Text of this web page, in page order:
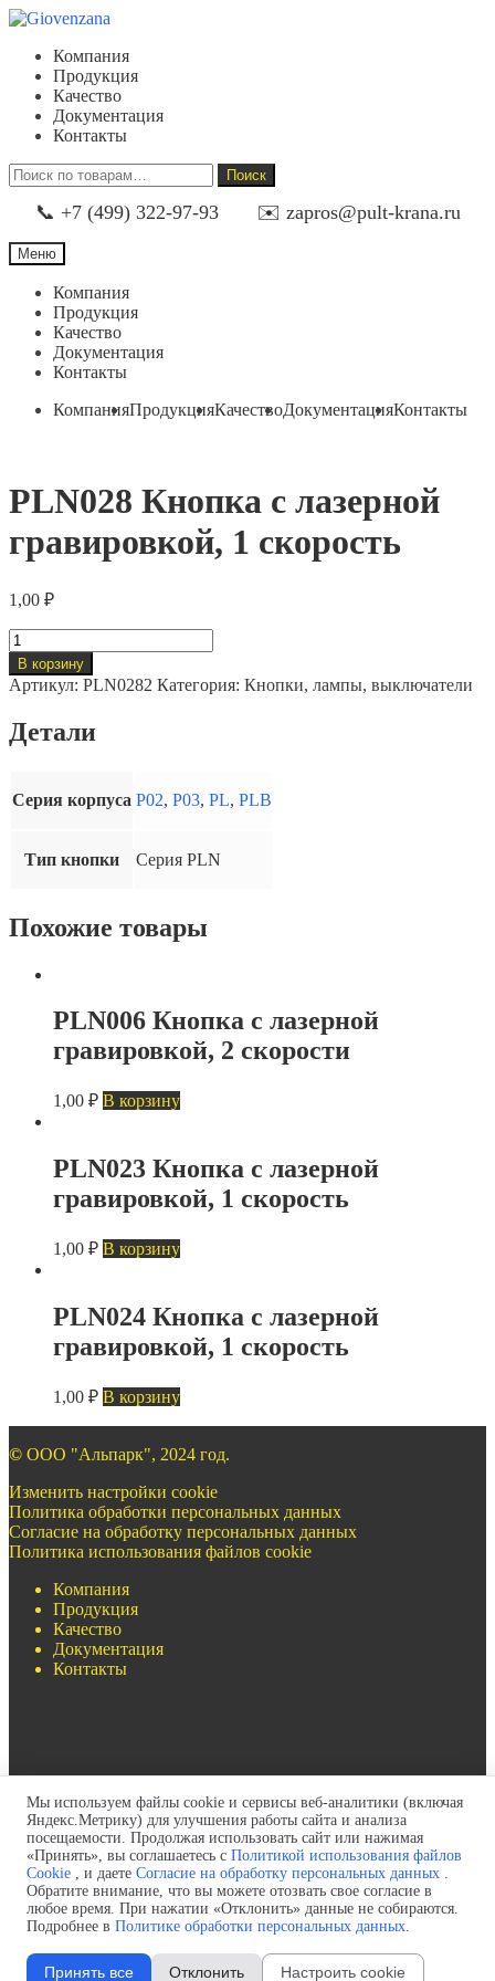
Перейти
навигации
Перейти
содержимому
Компания
Продукция
Качество
Документация
Контакты
Искать:
Поиск
📞 +7 (499) 322-97-93 ✉️ zapros@pult-krana.ru
Меню
Компания
Продукция
Качество
Документация
Контакты
КомпанияПродукцияКачествоДокументацияКонтакты
PLN028 Кнопка с лазерной
гравировкой, 1 скорость
1,00 ₽
Количество
товара
PLN028
Кнопка
лазерной
скорость
В корзину
Артикул: PLN0282 Категория: Кнопки, лампы, выключатели
Детали
Серия корпуса P02, P03, PL, PLB
Тип кнопки Серия PLN
Похожие товары
PLN006 Кнопка с лазерной
гравировкой, 2 скорости
1,00 ₽ В корзину
PLN023 Кнопка с лазерной
гравировкой, 1 скорость
1,00 ₽ В корзину
PLN024 Кнопка с лазерной
гравировкой, 1 скорость
1,00 ₽ В корзину
© ООО "Альпарк", 2024 год.
Изменить настройки cookie
Политика обработки персональных данных
Согласие на обработку персональных данных
Политика использования файлов cookie
Компания
Продукция
Качество
Документация
Контакты
+7(499)322-97-93
+7(717)269-69-54
zapros@pult-krana.ru
Мы используем файлы cookie и сервисы веб-аналитики (включая
Яндекс.Метрику) для улучшения работы сайта и анализа
посещаемости. Продолжая использовать сайт или нажимая
«Принять», вы соглашаетесь с Политикой использования файлов
Cookie , и даете Согласие на обработку персональных данных .
Обратите внимание, что вы можете отозвать свое согласие в
любое время. При нажатии «Отклонить» данные не собираются.
Подробнее в Политике обработки персональных данных.
Принять все Отклонить Настроить cookie